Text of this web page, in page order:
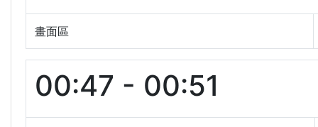
畫面區
00:47 - 00:51